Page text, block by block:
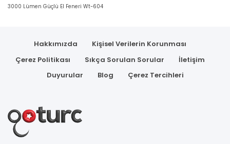
3000 Lümen Güçlü El Feneri Wt-604
Hakkımızda
Kişisel Verilerin Korunması
Çerez Politikası
Sıkça Sorulan Sorular
İletişim
Duyurular
Blog Çerez Tercihleri